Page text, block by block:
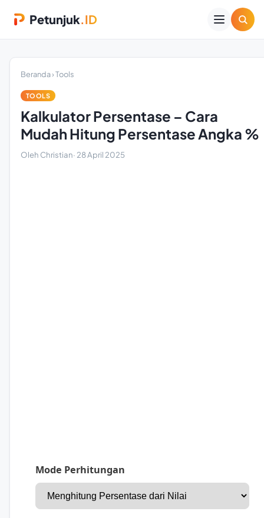
Petunjuk.ID
Beranda›Tools
TOOLS
Kalkulator Persentase – Cara
Mudah Hitung Persentase Angka %
Oleh Christian· 28 April 2025
Mode Perhitungan